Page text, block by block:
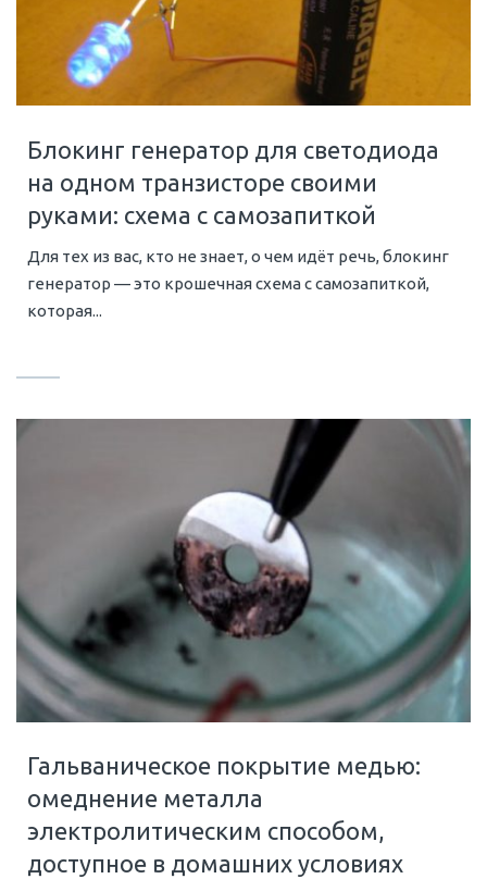
Блокинг генератор для светодиода
на одном транзисторе своими
руками: схема с самозапиткой
Для тех из вас, кто не знает, о чем идёт речь, блокинг
генератор — это крошечная схема с самозапиткой,
которая...
Гальваническое покрытие медью:
омеднение металла
электролитическим способом,
доступное в домашних условиях